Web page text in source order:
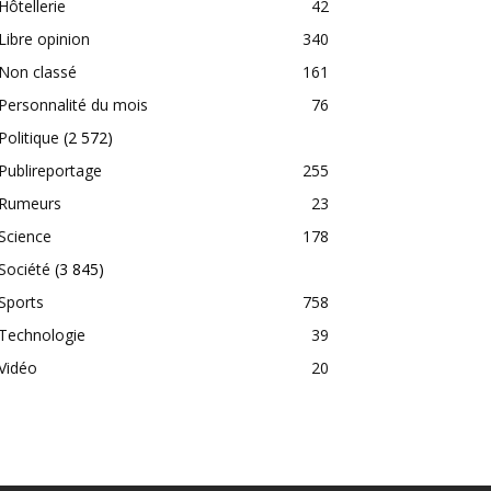
42
opinion
340
classé
161
du mois
76
(2 572)
255
23
178
(3 845)
758
39
20